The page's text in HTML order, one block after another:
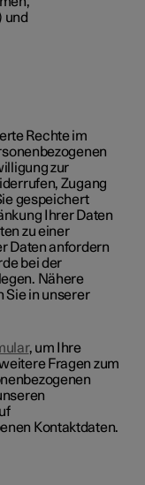
und
Rechte im
zur
Zugang
gespeichert
Ihrer Daten
zu einer
Daten anfordern
bei der
Nähere
Sie in unserer
, um Ihre
Fragen zum
Kontaktdaten.